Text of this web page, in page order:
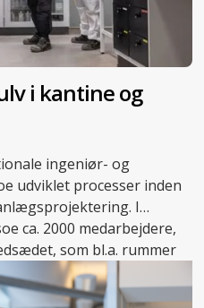
i kantine og
ingeniør- og
udviklet processer inden
I
ca. 2000 medarbejdere,
som bl.a. rummer
rammen om